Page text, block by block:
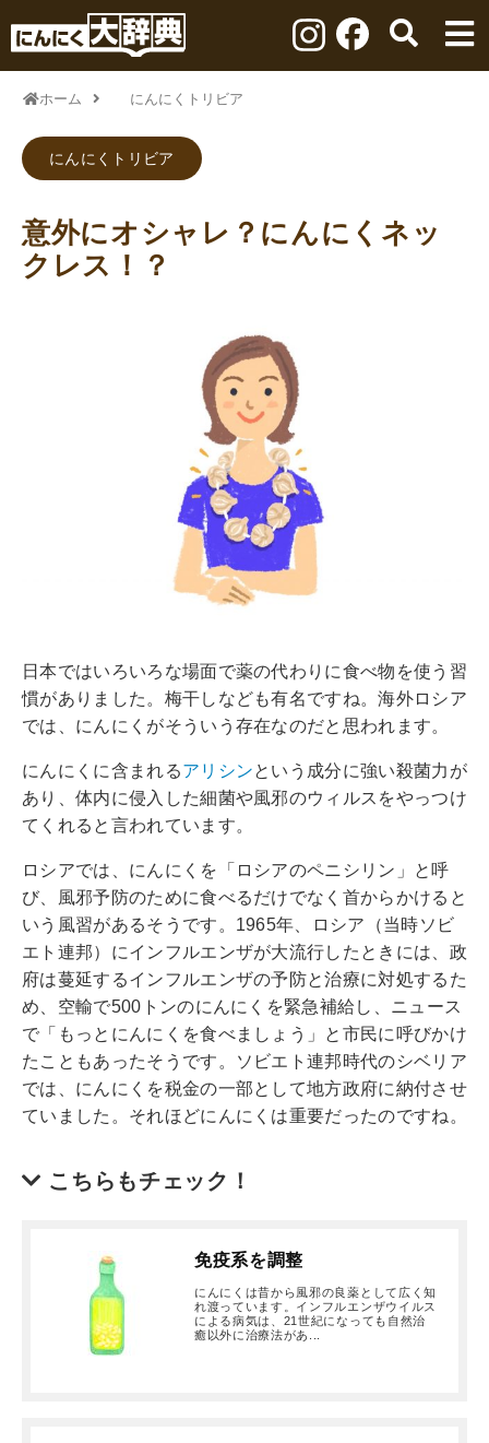
ホーム にんにくトリビア
にんにくトリビア
意外にオシャレ？にんにくネッ
クレス！？
日本ではいろいろな場面で薬の代わりに食べ物を使う習
慣がありました。梅干しなども有名ですね。海外ロシア
では、にんにくがそういう存在なのだと思われます。
にんにくに含まれるアリシンという成分に強い殺菌力が
あり、体内に侵入した細菌や風邪のウィルスをやっつけ
てくれると言われています。
ロシアでは、にんにくを「ロシアのペニシリン」と呼
び、風邪予防のために食べるだけでなく首からかけると
いう風習があるそうです。1965年、ロシア（当時ソビ
エト連邦）にインフルエンザが大流行したときには、政
府は蔓延するインフルエンザの予防と治療に対処するた
め、空輸で500トンのにんにくを緊急補給し、ニュース
で「もっとにんにくを食べましょう」と市民に呼びかけ
たこともあったそうです。ソビエト連邦時代のシベリア
では、にんにくを税金の一部として地方政府に納付させ
ていました。それほどにんにくは重要だったのですね。
こちらもチェック！
免疫系を調整
にんにくは昔から風邪の良薬として広く知
れ渡っています。インフルエンザウイルス
による病気は、21世紀になっても自然治
癒以外に治療法があ...